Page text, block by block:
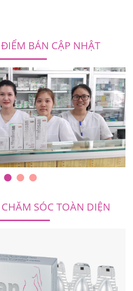
BÁN CẬP NHẬT
SÓC TOÀN DIỆN